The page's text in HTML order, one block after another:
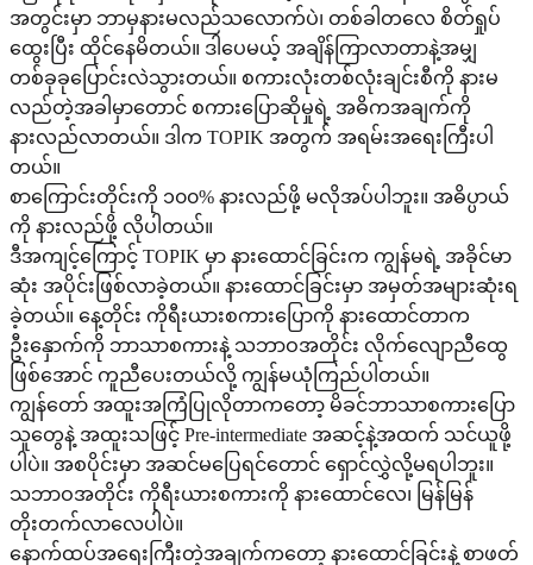
အတွင်းမှာ ဘာမှနားမလည်သလောက်ပဲ၊ တစ်ခါတလေ စိတ်ရှုပ်
ထွေးပြီး ထိုင်နေမိတယ်။ ဒါပေမယ့် အချိန်ကြာလာတာနဲ့အမျှ
တစ်ခုခုပြောင်းလဲသွားတယ်။ စကားလုံးတစ်လုံးချင်းစီကို နားမ
လည်တဲ့အခါမှာတောင် စကားပြောဆိုမှုရဲ့ အဓိကအချက်ကို
နားလည်လာတယ်။ ဒါက TOPIK အတွက် အရမ်းအရေးကြီးပါ
တယ်။
စာကြောင်းတိုင်းကို ၁၀၀% နားလည်ဖို့ မလိုအပ်ပါဘူး။ အဓိပ္ပာယ်
ကို နားလည်ဖို့ လိုပါတယ်။
ဒီအကျင့်ကြောင့် TOPIK မှာ နားထောင်ခြင်းက ကျွန်မရဲ့ အခိုင်မာ
ဆုံး အပိုင်းဖြစ်လာခဲ့တယ်။ နားထောင်ခြင်းမှာ အမှတ်အများဆုံးရ
ခဲ့တယ်။ နေ့တိုင်း ကိုရီးယားစကားပြောကို နားထောင်တာက
ဦးနှောက်ကို ဘာသာစကားနဲ့ သဘာဝအတိုင်း လိုက်လျောညီထွေ
ဖြစ်အောင် ကူညီပေးတယ်လို့ ကျွန်မယုံကြည်ပါတယ်။
ကျွန်တော် အထူးအကြံပြုလိုတာကတော့ မိခင်ဘာသာစကားပြော
သူတွေနဲ့ အထူးသဖြင့် Pre-intermediate အဆင့်နဲ့အထက် သင်ယူဖို့
ပါပဲ။ အစပိုင်းမှာ အဆင်မပြေရင်တောင် ရှောင်လွှဲလို့မရပါဘူး။
သဘာဝအတိုင်း ကိုရီးယားစကားကို နားထောင်လေ၊ မြန်မြန်
တိုးတက်လာလေပါပဲ။
နောက်ထပ်အရေးကြီးတဲ့အချက်ကတော့ နားထောင်ခြင်းနဲ့ စာဖတ်